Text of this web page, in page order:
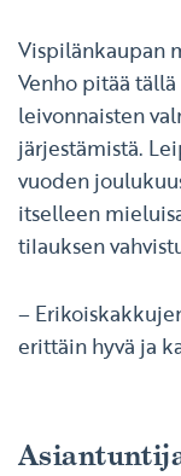
Vispilänkaupan
Venho pitää
leivonnaisten
järjestämistä.
vuoden
itselleen
tilauksen
–
erittäin hyvä ja